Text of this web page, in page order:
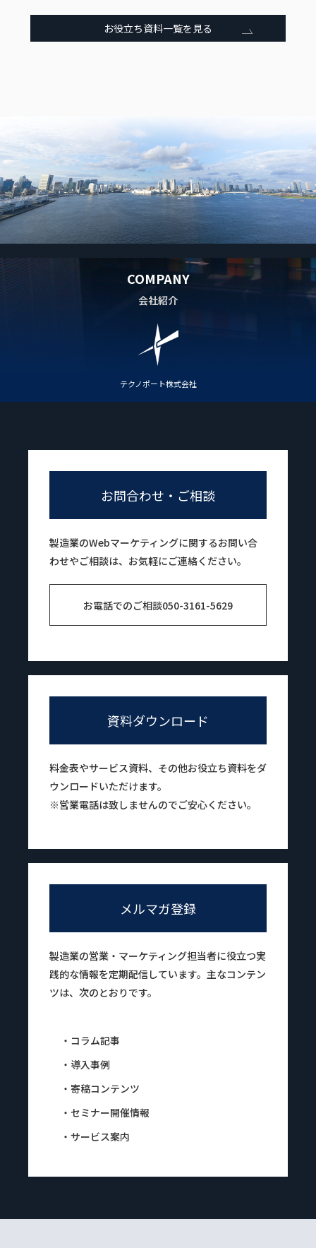
お役立ち資料一覧を見る
COMPANY
会社紹介
テクノポート株式会社
お問合わせ・ご相談
製造業のWebマーケティングに関するお問い合
わせやご相談は、お気軽にご連絡ください。
お電話でのご相談050-3161-5629
資料ダウンロード
料金表やサービス資料、その他お役立ち資料をダ
ウンロードいただけます。
※営業電話は致しませんのでご安心ください。
メルマガ登録
製造業の営業・マーケティング担当者に役立つ実
践的な情報を定期配信しています。主なコンテン
ツは、次のとおりです。
・コラム記事
・導入事例
・寄稿コンテンツ
・セミナー開催情報
・サービス案内